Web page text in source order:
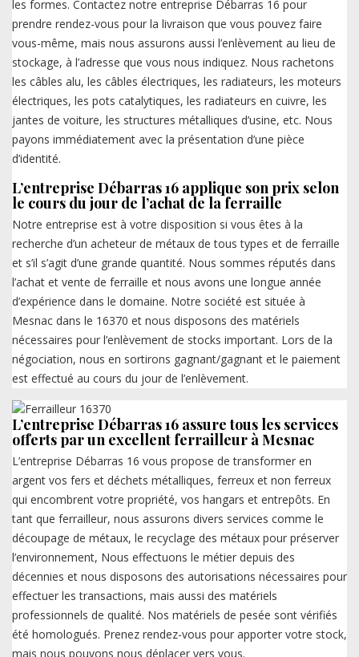
les formes. Contactez notre entreprise Débarras 16 pour
prendre rendez-vous pour la livraison que vous pouvez faire
vous-même, mais nous assurons aussi l’enlèvement au lieu de
stockage, à l’adresse que vous nous indiquez. Nous rachetons
les câbles alu, les câbles électriques, les radiateurs, les moteurs
électriques, les pots catalytiques, les radiateurs en cuivre, les
jantes de voiture, les structures métalliques d’usine, etc. Nous
payons immédiatement avec la présentation d’une pièce
d’identité.
L’entreprise Débarras 16 applique son prix selon
le cours du jour de l’achat de la ferraille
Notre entreprise est à votre disposition si vous êtes à la
recherche d’un acheteur de métaux de tous types et de ferraille
et s’il s’agit d’une grande quantité. Nous sommes réputés dans
l’achat et vente de ferraille et nous avons une longue année
d’expérience dans le domaine. Notre société est située à
Mesnac dans le 16370 et nous disposons des matériels
nécessaires pour l’enlèvement de stocks important. Lors de la
négociation, nous en sortirons gagnant/gagnant et le paiement
est effectué au cours du jour de l’enlèvement.
L’entreprise Débarras 16 assure tous les services
offerts par un excellent ferrailleur à Mesnac
L’entreprise Débarras 16 vous propose de transformer en
argent vos fers et déchets métalliques, ferreux et non ferreux
qui encombrent votre propriété, vos hangars et entrepôts. En
tant que ferrailleur, nous assurons divers services comme le
découpage de métaux, le recyclage des métaux pour préserver
l’environnement, Nous effectuons le métier depuis des
décennies et nous disposons des autorisations nécessaires pour
effectuer les transactions, mais aussi des matériels
professionnels de qualité. Nos matériels de pesée sont vérifiés
été homologués. Prenez rendez-vous pour apporter votre stock,
mais nous pouvons nous déplacer vers vous.